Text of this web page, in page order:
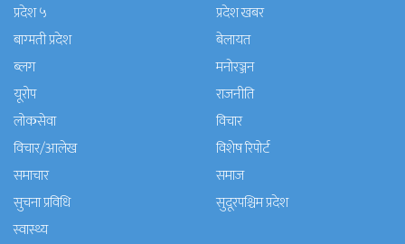
प्रदेश ५
प्रदेश खबर
बाग्मती प्रदेश
बेलायत
ब्लग
मनाेरञ्जन
यूरोप
राजनीति
लोकसेवा
विचार
विचार/आलेख
विशेष रिपोर्ट
समाचार
समाज
सुचना प्रविधि
सुदूरपश्चिम प्रदेश
स्वास्थ्य